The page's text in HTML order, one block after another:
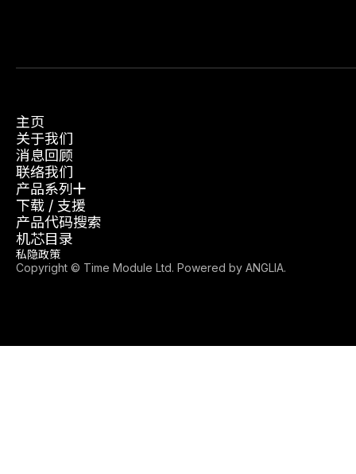
主页
关于我们
消息回顾
联络我们
产品系列
下载 / 支援
产品代码搜索
机芯目录
Copyright © Time Module Ltd. Powered by ANGLIA.
私隐政策